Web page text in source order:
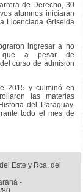
de Derecho, 30
alumnos iniciarán
Licenciada Griselda
ingresar a no
que a pesar de
curso de admisión
2015 y culminó en
las materias
del Paraguay.
todo el mes de
Este y Rca. del
-